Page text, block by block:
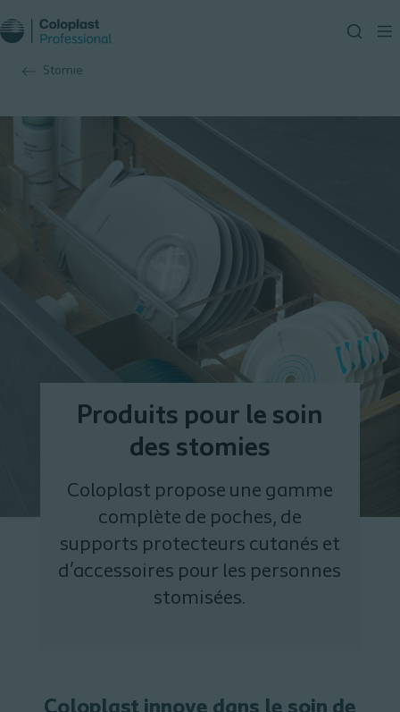
Stomie
Produits pour le soin
des stomies
Coloplast propose une gamme
complète de poches, de
supports protecteurs cutanés et
d’accessoires pour les personnes
stomisées.